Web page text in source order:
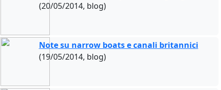
(20/05/2014, blog)
Note su narrow boats e canali britannici
(19/05/2014, blog)